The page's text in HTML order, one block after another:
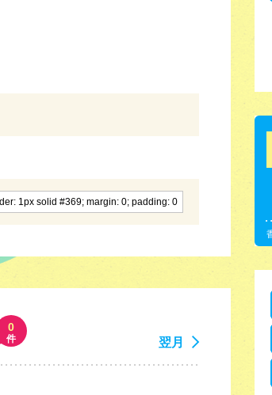
0
件 翌月